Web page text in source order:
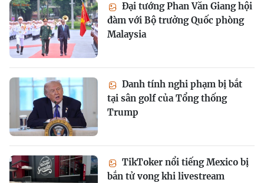
Đại tướng Phan Văn Giang hội
đàm với Bộ trưởng Quốc phòng
Malaysia
Danh tính nghi phạm bị bắt
tại sân golf của Tổng thống
Trump
TikToker nổi tiếng Mexico bị
bắn tử vong khi livestream